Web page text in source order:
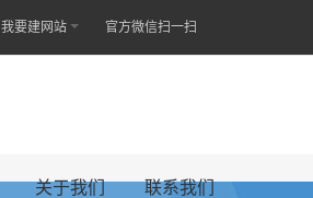
我要建网站 官方微信扫一扫
关于我们 联系我们